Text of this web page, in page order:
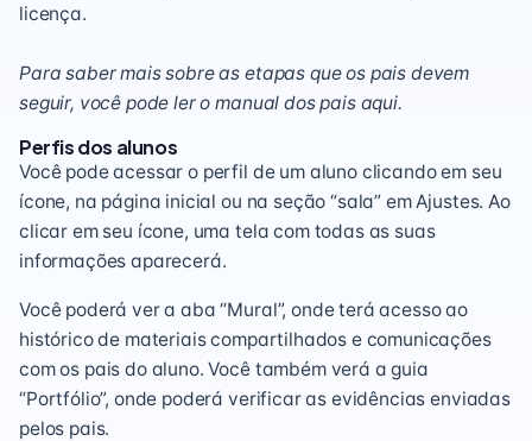
licença.
Para saber mais sobre as etapas que os pais devem
seguir, você pode ler o manual dos pais aqui.
Perfis dos alunos
Você pode acessar o perfil de um aluno clicando em seu
ícone, na página inicial ou na seção “sala” em Ajustes. Ao
clicar em seu ícone, uma tela com todas as suas
informações aparecerá.
Você poderá ver a aba “Mural”, onde terá acesso ao
histórico de materiais compartilhados e comunicações
com os pais do aluno. Você também verá a guia
“Portfólio”, onde poderá verificar as evidências enviadas
pelos pais.